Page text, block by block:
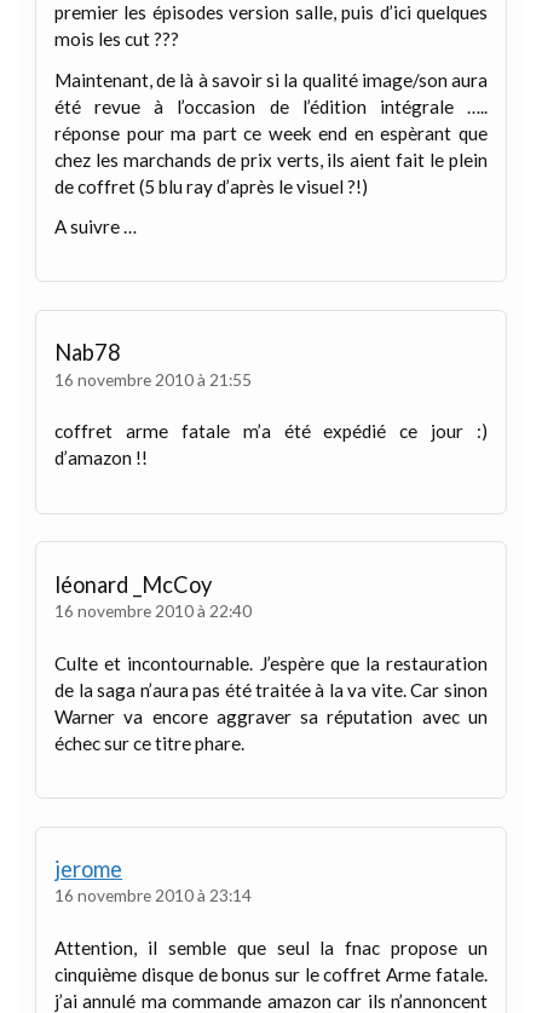
premier les épisodes version salle, puis d’ici quelques
mois les cut ???
Maintenant, de là à savoir si la qualité image/son aura
été revue à l’occasion de l’édition intégrale …..
réponse pour ma part ce week end en espèrant que
chez les marchands de prix verts, ils aient fait le plein
de coffret (5 blu ray d’après le visuel ?!)
A suivre …
Nab78
16 novembre 2010 à 21:55
coffret arme fatale m’a été expédié ce jour :)
d’amazon !!
léonard _McCoy
16 novembre 2010 à 22:40
Culte et incontournable. J’espère que la restauration
de la saga n’aura pas été traitée à la va vite. Car sinon
Warner va encore aggraver sa réputation avec un
échec sur ce titre phare.
jerome
16 novembre 2010 à 23:14
Attention, il semble que seul la fnac propose un
cinquième disque de bonus sur le coffret Arme fatale.
j’ai annulé ma commande amazon car ils n’annoncent